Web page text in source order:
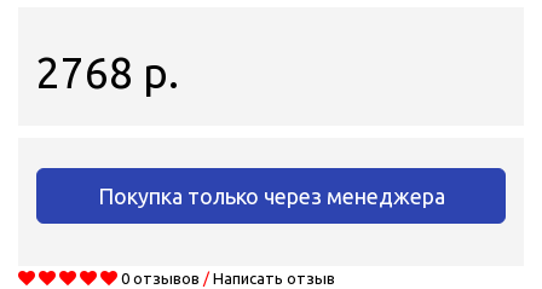
2768 р.
Покупка только через менеджера
0 отзывов / Написать отзыв